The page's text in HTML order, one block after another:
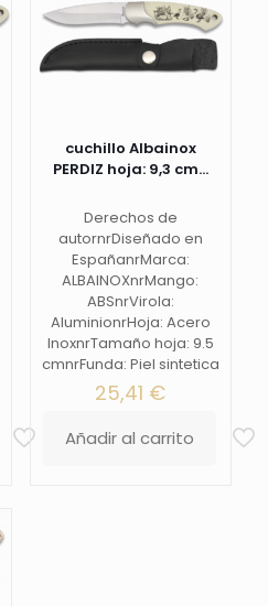
cuchillo Albainox
PERDIZ hoja: 9,3 cm...
Derechos de
autornrDiseñado en
EspañanrMarca:
ALBAINOXnrMango:
ABSnrVirola:
AluminionrHoja: Acero
InoxnrTamaño hoja: 9.5
cmnrFunda: Piel sintetica
25,41 €
Añadir al carrito